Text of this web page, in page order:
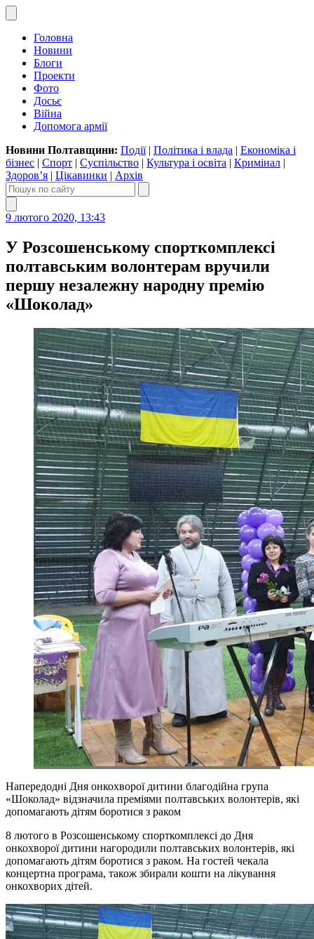
Головна
Новини
Блоги
Проекти
Фото
Досьє
Війна
Допомога армії
Новини Полтавщини: Події| Політика і влада | Економіка і
бізнес | Спорт | Суспільство | Культура і освіта | Кримінал |
Здоров’я | Цікавинки | Архів
9 лютого 2020, 13:43
У Розсошенському спорткомплексі
полтавським волонтерам вручили
першу незалежну народну премію
«Шоколад»
Напередодні Дня онкохворої дитини благодійна група
«Шоколад» відзначила преміями полтавських волонтерів, які
допомагають дітям боротися з раком
8 лютого в Розсошенському спорткомплексі до Дня
онкохворої дитини нагородили полтавських волонтерів, які
допомагають дітям боротися з раком. На гостей чекала
концертна програма, також збирали кошти на лікування
онкохворих дітей.